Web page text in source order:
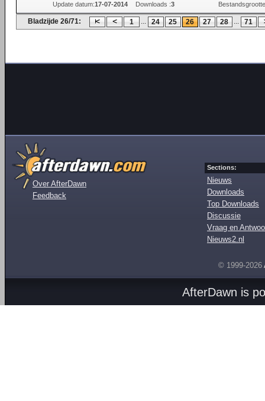
Update datum:17-07-2014 Downloads :3
Bladzijde 26/71: 1 ... 24 25 26 27 28 ... 71
Over AfterDawn
Feedback
Sections:
Nieuws
Downloads
Top Downloads
Discussie
Vraag en
Nieuws2.nl
© 1999-2026
AfterDawn is